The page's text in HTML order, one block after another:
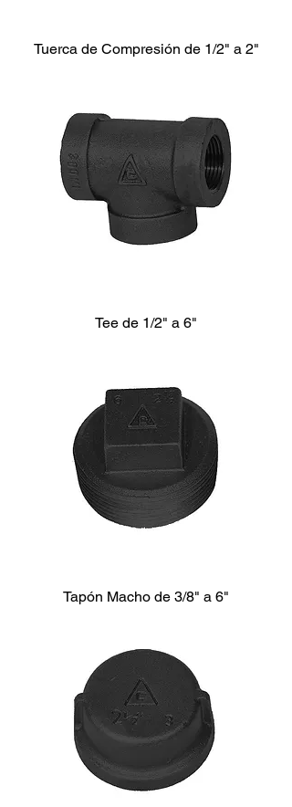
Tuerca de Compresión de 1/2" a 2"
Tee de 1/2" a 6"
Tapón Macho de 3/8" a 6"